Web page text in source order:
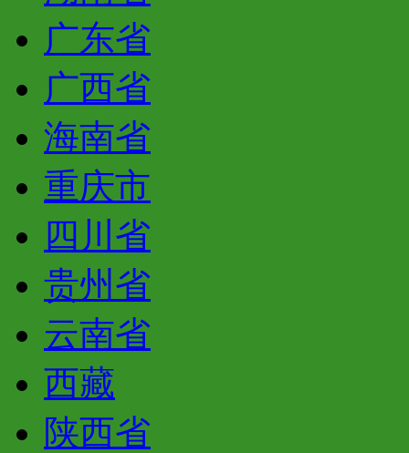
广东省
广西省
海南省
重庆市
四川省
贵州省
云南省
西藏
陕西省